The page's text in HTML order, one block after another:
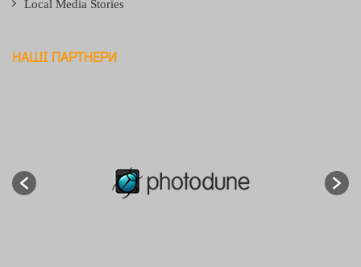
Local Media Stories
НАШІ ПАРТНЕРИ